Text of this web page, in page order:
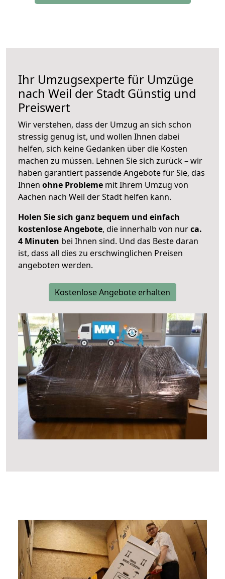
Ihr Umzugsexperte für Umzüge
nach Weil der Stadt Günstig und
Preiswert
Wir verstehen, dass der Umzug an sich schon
stressig genug ist, und wollen Ihnen dabei
helfen, sich keine Gedanken über die Kosten
machen zu müssen. Lehnen Sie sich zurück – wir
haben garantiert passende Angebote für Sie, das
Ihnen ohne Probleme mit Ihrem Umzug von
Aachen nach Weil der Stadt helfen kann.
Holen Sie sich ganz bequem und einfach
kostenlose Angebote, die innerhalb von nurca.
4 Minuten bei Ihnen sind. Und das Beste daran
ist, dass all dies zu erschwinglichen Preisen
angeboten werden.
Kostenlose Angebote erhalten